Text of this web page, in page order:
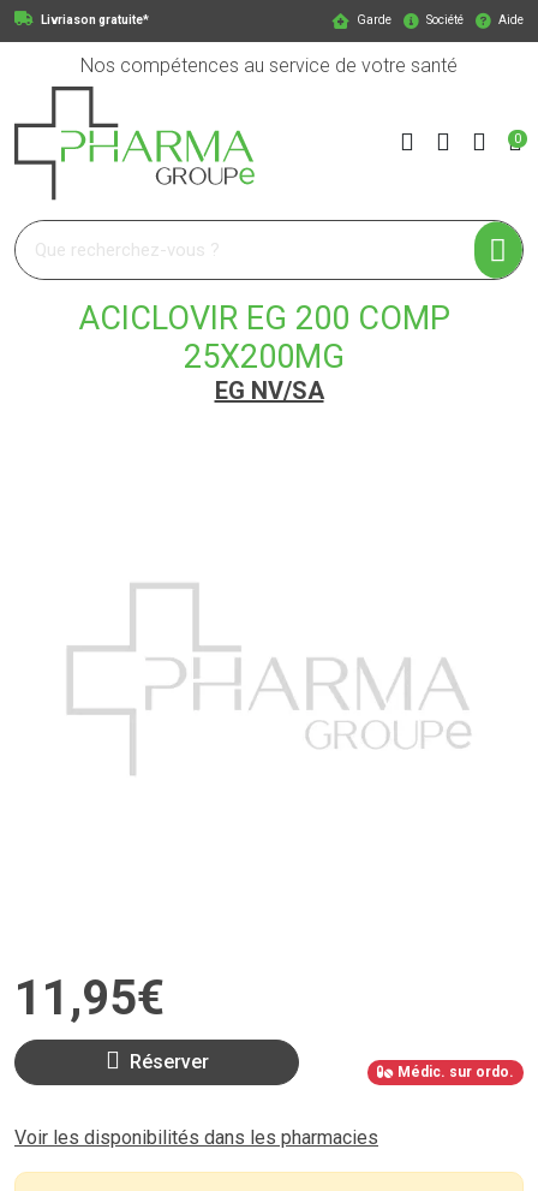
Livriason gratuite* Garde Société Aide
Nos compétences au service de votre santé
Pharmagroupe Votre pharmacie en ligne à votre service
0
ACICLOVIR EG 200 COMP
25X200MG
EG NV/SA
11 ,95€
Réserver Médic. sur ordo.
Voir les disponibilités dans les pharmacies